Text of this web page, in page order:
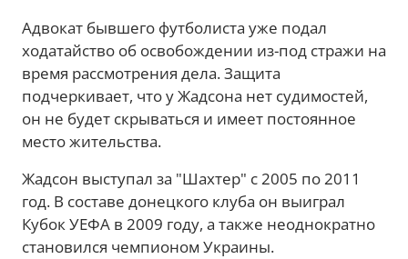
Адвокат бывшего футболиста уже подал
ходатайство об освобождении из-под стражи на
время рассмотрения дела. Защита
подчеркивает, что у Жадсона нет судимостей,
он не будет скрываться и имеет постоянное
место жительства.
Жадсон выступал за "Шахтер" с 2005 по 2011
год. В составе донецкого клуба он выиграл
Кубок УЕФА в 2009 году, а также неоднократно
становился чемпионом Украины.